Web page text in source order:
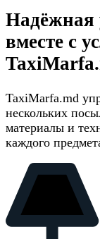
Надёжная
вместе с
TaxiMarfa.md
нескольких
материалы и
каждого